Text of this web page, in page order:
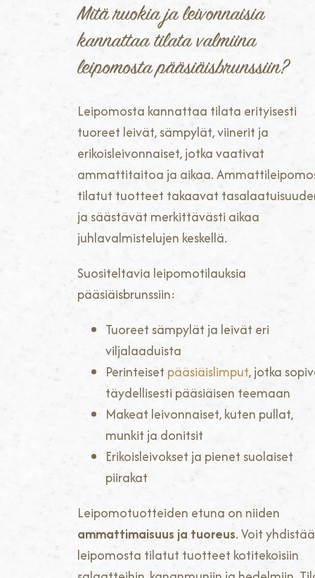
Mitä ruokia ja leivonnaisia
kannattaa tilata valmiina
leipomosta pääsiäisbrunssiin?
Leipomosta kannattaa tilata erityisesti
tuoreet leivät, sämpylät, viinerit ja
erikoisleivonnaiset, jotka vaativat
ammattitaitoa ja aikaa.
tilatut tuotteet takaavat
ja säästävät merkittävästi aikaa
juhlavalmistelujen keskellä.
Suositeltavia leipomotilauksia
pääsiäisbrunssiin:
Tuoreet sämpylät ja leivät eri
viljalaaduista
Perinteiset pääsiäislimput, jotka
täydellisesti pääsiäisen teemaan
Makeat leivonnaiset, kuten pullat,
munkit ja donitsit
Erikoisleivokset ja pienet suolaiset
piirakat
Leipomotuotteiden etuna on niiden
ammattimaisuus ja tuoreus. Voit yhdistää
leipomosta tilatut tuotteet kotitekoisiin